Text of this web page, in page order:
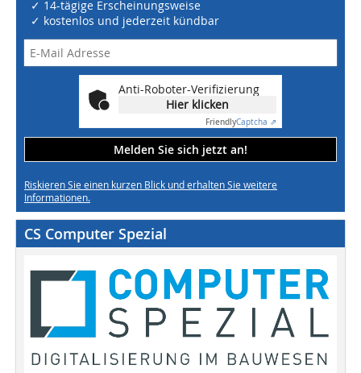
✓ 14-tägige Erscheinungsweise
✓ kostenlos und jederzeit kündbar
Anti-Roboter-Verifizierung
Hier klicken
FriendlyCaptcha ⇗
Melden Sie sich jetzt an!
Riskieren Sie einen kurzen Blick und erhalten Sie weitere
Informationen.
CS Computer Spezial